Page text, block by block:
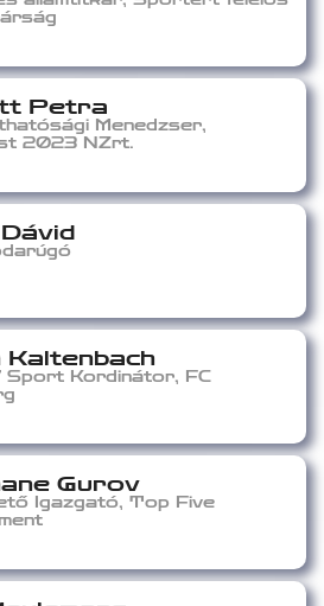
Petra
Menedzser,
2023 NZrt.
Kaltenbach
Sport Kordinátor, FC
Gurov
Igazgató, Top Five